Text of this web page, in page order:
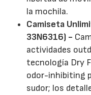
la mochila.
Camiseta
33N6316) -
actividades
tecnología Dry
odor-inhibiting
sudor; los